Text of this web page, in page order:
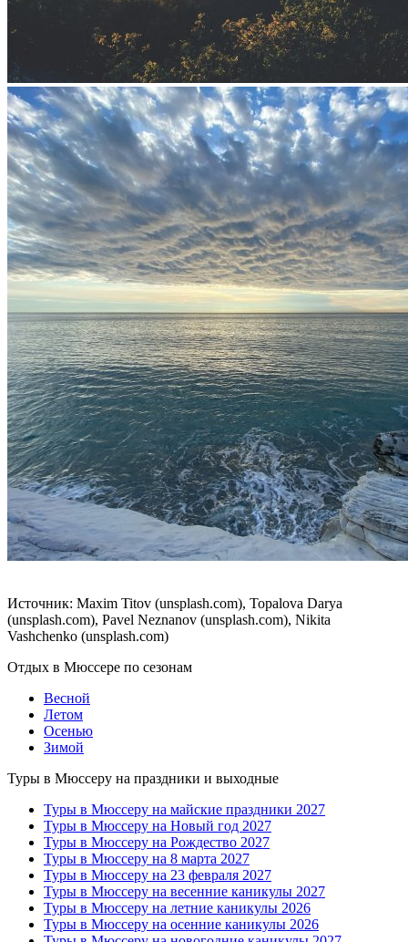
Источник: Maxim Titov (unsplash.com), Topalova Darya
(unsplash.com), Pavel Neznanov (unsplash.com), Nikita
Vashchenko (unsplash.com)
Отдых в Мюссере по сезонам
Весной
Летом
Осенью
Зимой
Туры в Мюссеру на праздники и выходные
Туры в Мюссеру на майские праздники 2027
Туры в Мюссеру на Новый год 2027
Туры в Мюссеру на Рождество 2027
Туры в Мюссеру на 8 марта 2027
Туры в Мюссеру на 23 февраля 2027
Туры в Мюссеру на весенние каникулы 2027
Туры в Мюссеру на летние каникулы 2026
Туры в Мюссеру на осенние каникулы 2026